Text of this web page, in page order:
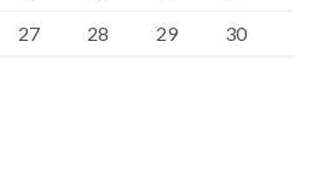
27 28 29
30